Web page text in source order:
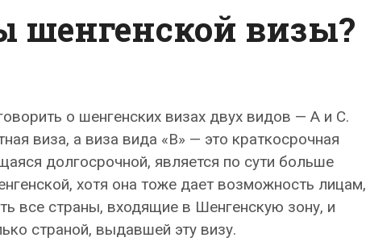
шенгенской визы?
о шенгенских визах двух видов — A и C.
виза, а виза вида «B» — это краткосрочная
долгосрочной, является по сути больше
хотя она тоже дает возможность лицам,
все страны, входящие в Шенгенскую зону, и
страной, выдавшей эту визу.